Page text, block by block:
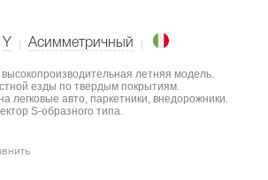
Y Асимметричный
летняя модель.
езды по твердым покрытиям.
легковые авто, паркетники, внедорожники.
S-образного типа.